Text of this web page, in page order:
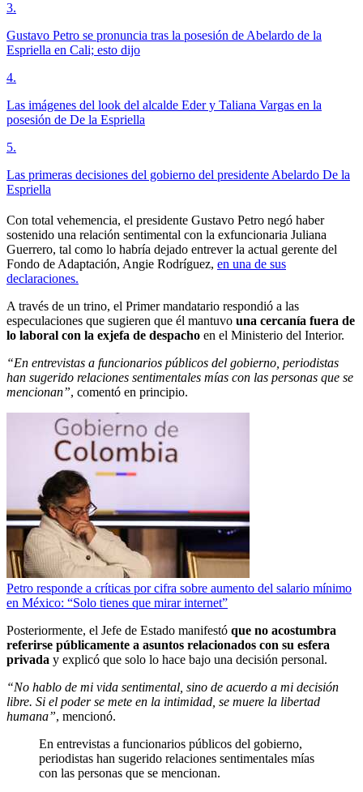
3.
Gustavo Petro se pronuncia tras la posesión de Abelardo de la
Espriella en Cali; esto dijo
4.
Las imágenes del look del alcalde Eder y Taliana Vargas en la
posesión de De la Espriella
5.
Las primeras decisiones del gobierno del presidente Abelardo De la
Espriella
Con total vehemencia, el presidente Gustavo Petro negó haber
sostenido una relación sentimental con la exfuncionaria Juliana
Guerrero, tal como lo habría dejado entrever la actual gerente del
Fondo de Adaptación, Angie Rodríguez, en una de sus
declaraciones.
A través de un trino, el Primer mandatario respondió a las
especulaciones que sugieren que él mantuvo una cercanía fuera de
lo laboral con la exjefa de despacho en el Ministerio del Interior.
“En entrevistas a funcionarios públicos del gobierno, periodistas
han sugerido relaciones sentimentales mías con las personas que se
mencionan”, comentó en principio.
Petro responde a críticas por cifra sobre aumento del salario mínimo
en México: “Solo tienes que mirar internet”
Posteriormente, el Jefe de Estado manifestó que no acostumbra
referirse públicamente a asuntos relacionados con su esfera
privada y explicó que solo lo hace bajo una decisión personal.
“No hablo de mi vida sentimental, sino de acuerdo a mi decisión
libre. Si el poder se mete en la intimidad, se muere la libertad
humana”, mencionó.
En entrevistas a funcionarios públicos del gobierno,
periodistas han sugerido relaciones sentimentales mías
con las personas que se mencionan.